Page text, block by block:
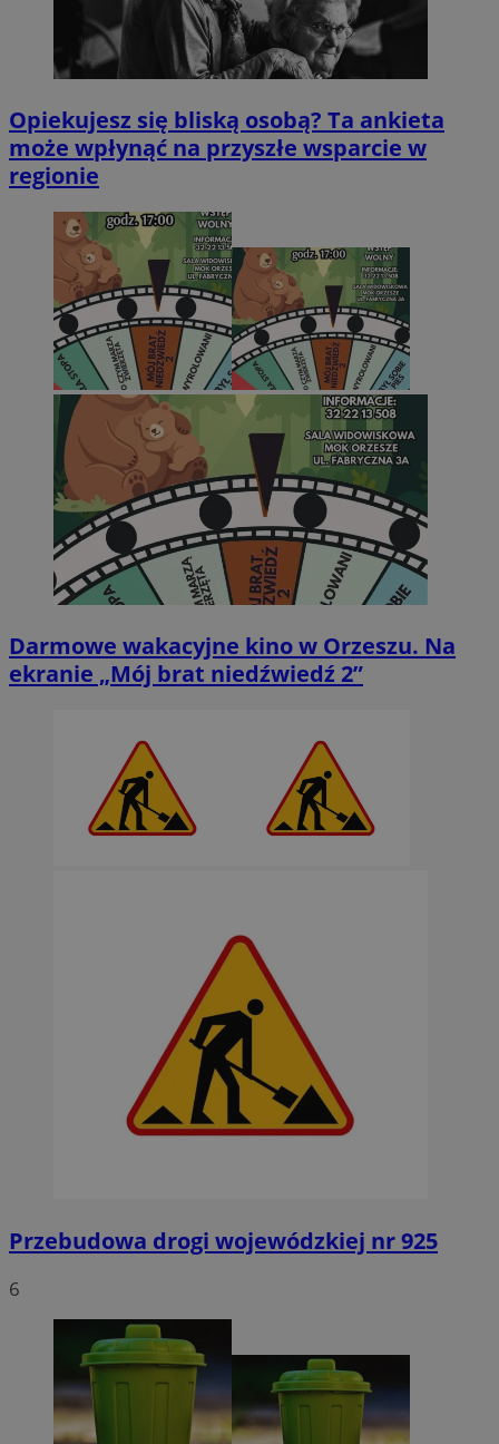
Opiekujesz się bliską osobą? Ta ankieta
może wpłynąć na przyszłe wsparcie w
regionie
Darmowe wakacyjne kino w Orzeszu. Na
ekranie „Mój brat niedźwiedź 2”
Przebudowa drogi wojewódzkiej nr 925
6